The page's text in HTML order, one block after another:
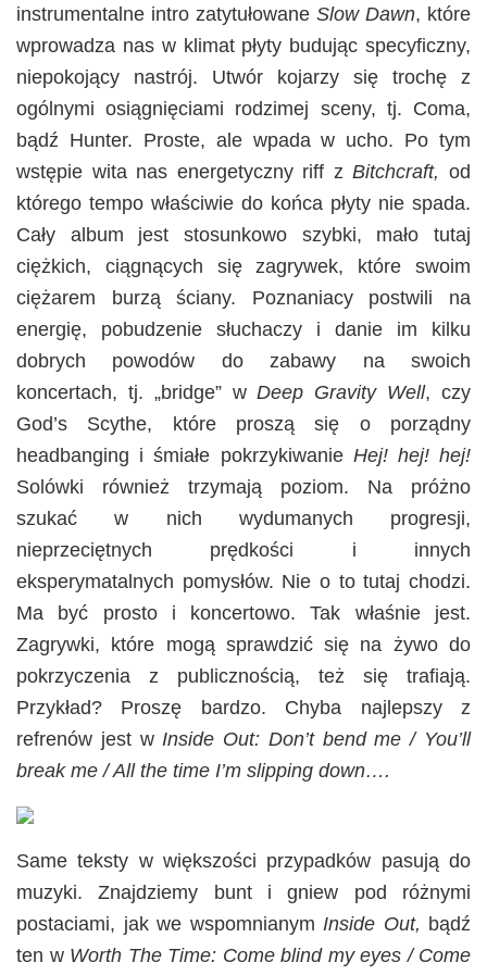
instrumentalne intro zatytułowane Slow Dawn, które
wprowadza nas w klimat płyty budując specyficzny,
niepokojący nastrój. Utwór kojarzy się trochę z
ogólnymi osiągnięciami rodzimej sceny, tj. Coma,
bądź Hunter. Proste, ale wpada w ucho. Po tym
wstępie wita nas energetyczny riff zBitchcraft, od
którego tempo właściwie do końca płyty nie spada.
Cały album jest stosunkowo szybki, mało tutaj
ciężkich, ciągnących się zagrywek, które swoim
ciężarem burzą ściany. Poznaniacy postwili na
energię, pobudzenie słuchaczy i danie im kilku
dobrych powodów do zabawy na swoich
koncertach, tj. „bridge” wDeep Gravity Well, czy
God’s Scythe, które proszą się o porządny
headbanging i śmiałe pokrzykiwanie Hej! hej! hej!
Solówki również trzymają poziom. Na próżno
szukać w nich wydumanych progresji,
nieprzeciętnych prędkości i innych
eksperymatalnych pomysłów. Nie o to tutaj chodzi.
Ma być prosto i koncertowo. Tak właśnie jest.
Zagrywki, które mogą sprawdzić się na żywo do
pokrzyczenia z publicznością, też się trafiają.
Przykład? Proszę bardzo. Chyba najlepszy z
refrenów jest wInside Out: Don’t bend me / You’ll
break me / All the time I’m slipping down….
Same teksty w większości przypadków pasują do
muzyki. Znajdziemy bunt i gniew pod różnymi
postaciami, jak we wspomnianym Inside Out, bądź
ten w Worth The Time: Come blind my eyes / Come